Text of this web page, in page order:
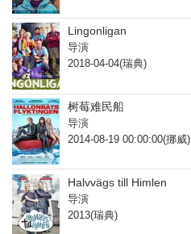
Lingonligan
导演
2018-04-04(瑞典)
树莓难民船
导演
2014-08-19 00:00:00(挪威)
Halvvägs till Himlen
导演
2013(瑞典)